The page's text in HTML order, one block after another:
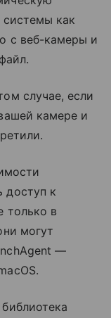
системы как
с веб-камеры и
случае, если
камере и
доступ к
только в
могут
—